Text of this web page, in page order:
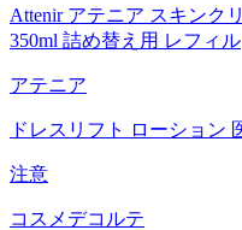
Attenir アテニア スキンク
350ml 詰め替え用 レフィル
アテニア
ドレスリフト ローション
注意
コスメデコルテ